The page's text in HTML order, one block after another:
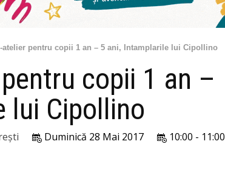
atelier pentru copii 1 an – 5 ani, Intamplarile lui Cipollino
copii 1 an –
lui Cipollino
10:00 - 11:00
Duminică 28 Mai 2017